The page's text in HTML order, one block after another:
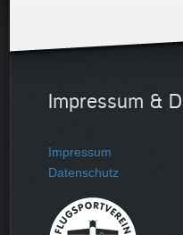
Impressum &
Impressum
Datenschutz